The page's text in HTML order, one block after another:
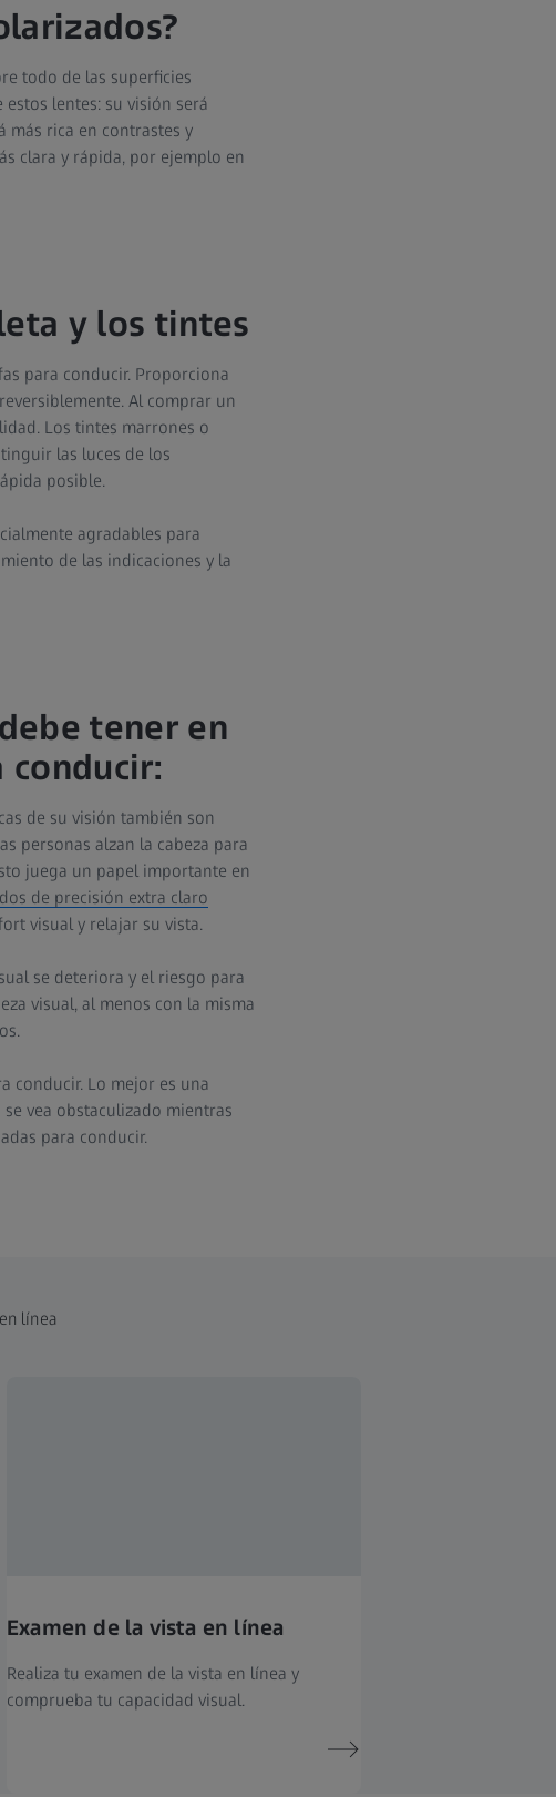
todo de las superficies
lentes: su visión será
más rica en contrastes y
clara y rápida, por ejemplo en
y los tintes
para conducir. Proporciona
Al comprar un
Los tintes marrones o
las luces de los
posible.
agradables para
de las indicaciones y la
tener en
conducir:
de su visión también son
personas alzan la cabeza para
juega un papel importante en
de precisión extra claro
visual y relajar su vista.
se deteriora y el riesgo para
visual, al menos con la misma
conducir. Lo mejor es una
vea obstaculizado mientras
para conducir.
línea
Examen de la vista en línea
Realiza tu examen de la vista en línea y
comprueba tu capacidad visual.